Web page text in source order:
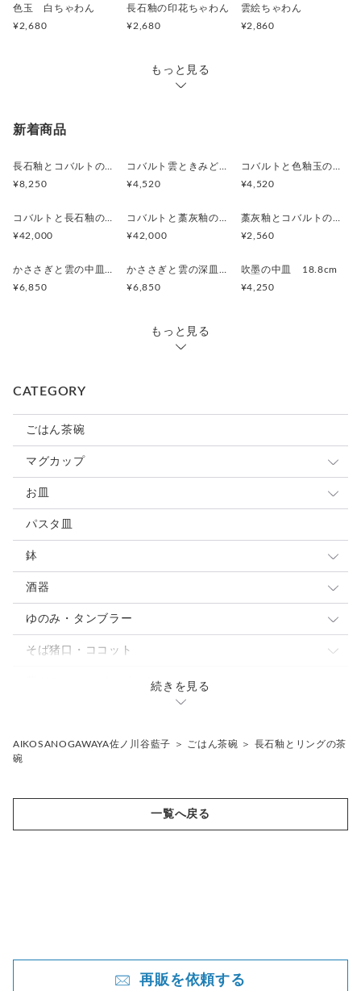
色玉 白ちゃわん
¥2,680
長石釉の印花ちゃわん
¥2,680
雲絵ちゃわん
¥2,860
もっと見る
新着商品
¥8,250
¥4,520
¥4,520
¥42,000
¥42,000
¥2,560
¥6,850
¥6,850
吹墨の中皿 18.8cm
¥4,250
もっと見る
CATEGORY
ごはん茶碗
マグカップ
小さめマグ
大きめマグ
スープカップ
お皿
豆皿
取り皿 ケーキ皿
中皿
パスタ・カレー皿
パスタ皿
鉢
大鉢
中鉢
パスタ・カレー皿
酒器
ぐい呑・杯
とっくり・片口
ゆのみ・タンブラー
ゆのみ
タンブラー・ロングカップ
片口
そば猪口・ココット
蓋もの・シュガーポット
花入れ・植木鉢
続きを見る
AIKOSANOGAWAYA佐ノ川谷藍子 ＞ ごはん茶碗 ＞ 長石釉とリングの茶
碗
一覧へ戻る
powered by
再販を依頼する